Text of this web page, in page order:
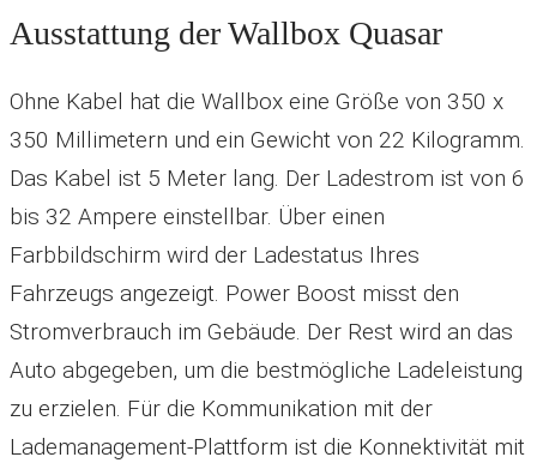
Ausstattung der Wallbox Quasar
Ohne Kabel hat die Wallbox eine Größe von 350 x
350 Millimetern und ein Gewicht von 22 Kilogramm.
Das Kabel ist 5 Meter lang. Der Ladestrom ist von 6
bis 32 Ampere einstellbar. Über einen
Farbbildschirm wird der Ladestatus Ihres
Fahrzeugs angezeigt. Power Boost misst den
Stromverbrauch im Gebäude. Der Rest wird an das
Auto abgegeben, um die bestmögliche Ladeleistung
zu erzielen. Für die Kommunikation mit der
Lademanagement-Plattform ist die Konnektivität mit